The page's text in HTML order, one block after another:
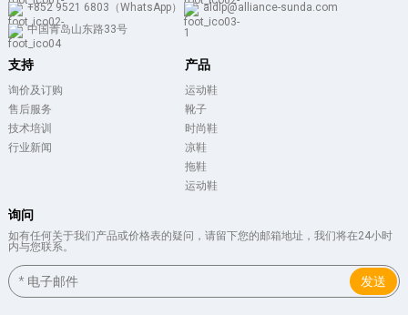
+852 9521 6803（WhatsApp）
aldlp@alliance-sunda.com
中国青岛山东路33号
支持
询价及订购
售后服务
技术培训
行业新闻
产品
运动鞋
靴子
时尚鞋
凉鞋
拖鞋
运动鞋
询问
如有任何关于我们产品或价格表的疑问，请留下您的邮箱地址，我们将在24小时
内与您联系。
发送